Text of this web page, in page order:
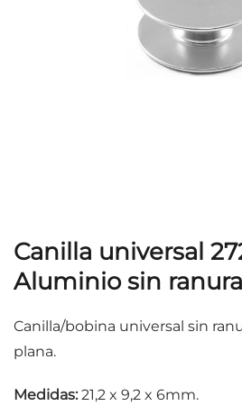
Canilla universal
Aluminio sin ranura
Canilla/bobina universal sin
plana.
Medidas: 21,2 x 9,2 x 6mm.